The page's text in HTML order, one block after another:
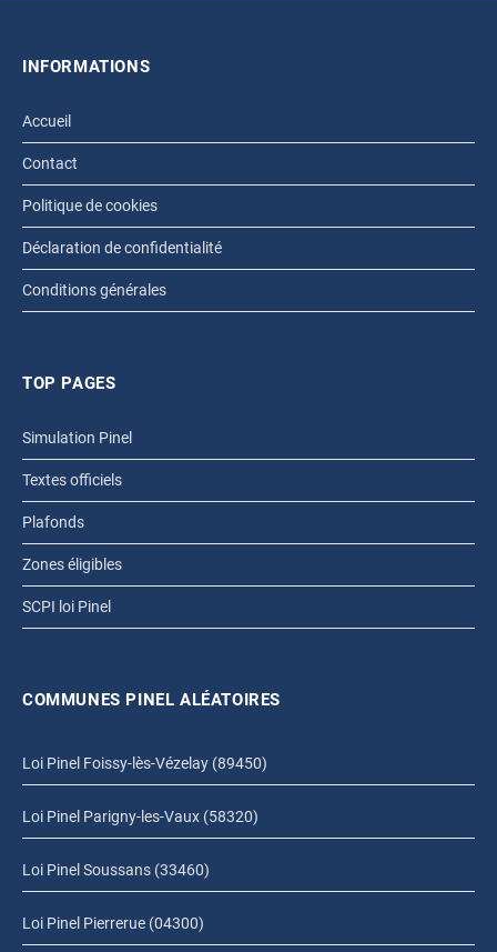
INFORMATIONS
Accueil
Contact
Politique de cookies
Déclaration de confidentialité
Conditions générales
TOP PAGES
Simulation Pinel
Textes officiels
Plafonds
Zones éligibles
SCPI loi Pinel
COMMUNES PINEL ALÉATOIRES
Loi Pinel Foissy-lès-Vézelay (89450)
Loi Pinel Parigny-les-Vaux (58320)
Loi Pinel Soussans (33460)
Loi Pinel Pierrerue (04300)